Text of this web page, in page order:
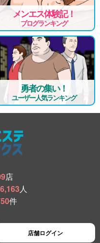
メンエス体験記！
ブログランキング
勇者の集い！
ユーザー人気ランキング
店
人
件
店舗ログイン